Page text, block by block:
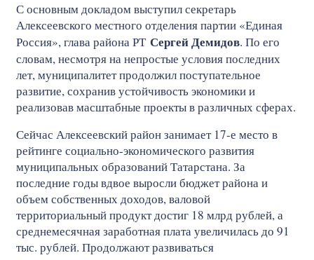
С основным докладом выступил секретарь
Алексеевского местного отделения партии «Единая
Россия», глава района РТ Сергей Демидов. По его
словам, несмотря на непростые условия последних
лет, муниципалитет продолжил поступательное
развитие, сохранив устойчивость экономики и
реализовав масштабные проекты в различных сферах.
Сейчас Алексеевский район занимает 17-е место в
рейтинге социально-экономического развития
муниципальных образований Татарстана. За
последние годы вдвое выросли бюджет района и
объем собственных доходов, валовой
территориальный продукт достиг 18 млрд рублей, а
среднемесячная заработная плата увеличилась до 91
тыс. рублей. Продолжают развиваться